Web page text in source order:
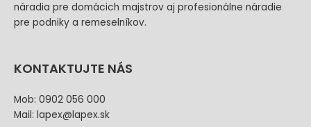
náradia pre domácich majstrov aj profesionálne náradie
pre podniky a remeselníkov.
KONTAKTUJTE NÁS
Mob: 0902 056 000
Mail: lapex@lapex.sk